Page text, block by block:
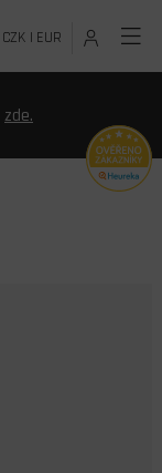
CZK| EUR
zde.